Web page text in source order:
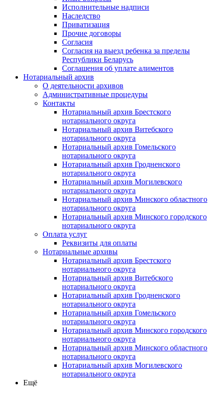
Исполнительные надписи
Наследство
Приватизация
Прочие договоры
Согласия
Согласия на выезд ребенка за пределы
Республики Беларусь
Соглашения об уплате алиментов
Нотариальный архив
О деятельности архивов
Административные процедуры
Контакты
Нотариальный архив Брестского
нотариального округа
Нотариальный архив Витебского
нотариального округа
Нотариальный архив Гомельского
нотариального округа
Нотариальный архив Гродненского
нотариального округа
Нотариальный архив Могилевского
нотариального округа
Нотариальный архив Минского областного
нотариального округа
Нотариальный архив Минского городского
нотариального округа
Оплата услуг
Реквизиты для оплаты
Нотариальные архивы
Нотариальный архив Брестского
нотариального округа
Нотариальный архив Витебского
нотариального округа
Нотариальный архив Гродненского
нотариального округа
Нотариальный архив Гомельского
нотариального округа
Нотариальный архив Минского городского
нотариального округа
Нотариальный архив Минского областного
нотариального округа
Нотариальный архив Могилевского
нотариального округа
Ещё